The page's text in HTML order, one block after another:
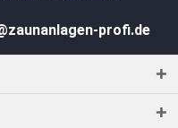
profi.de